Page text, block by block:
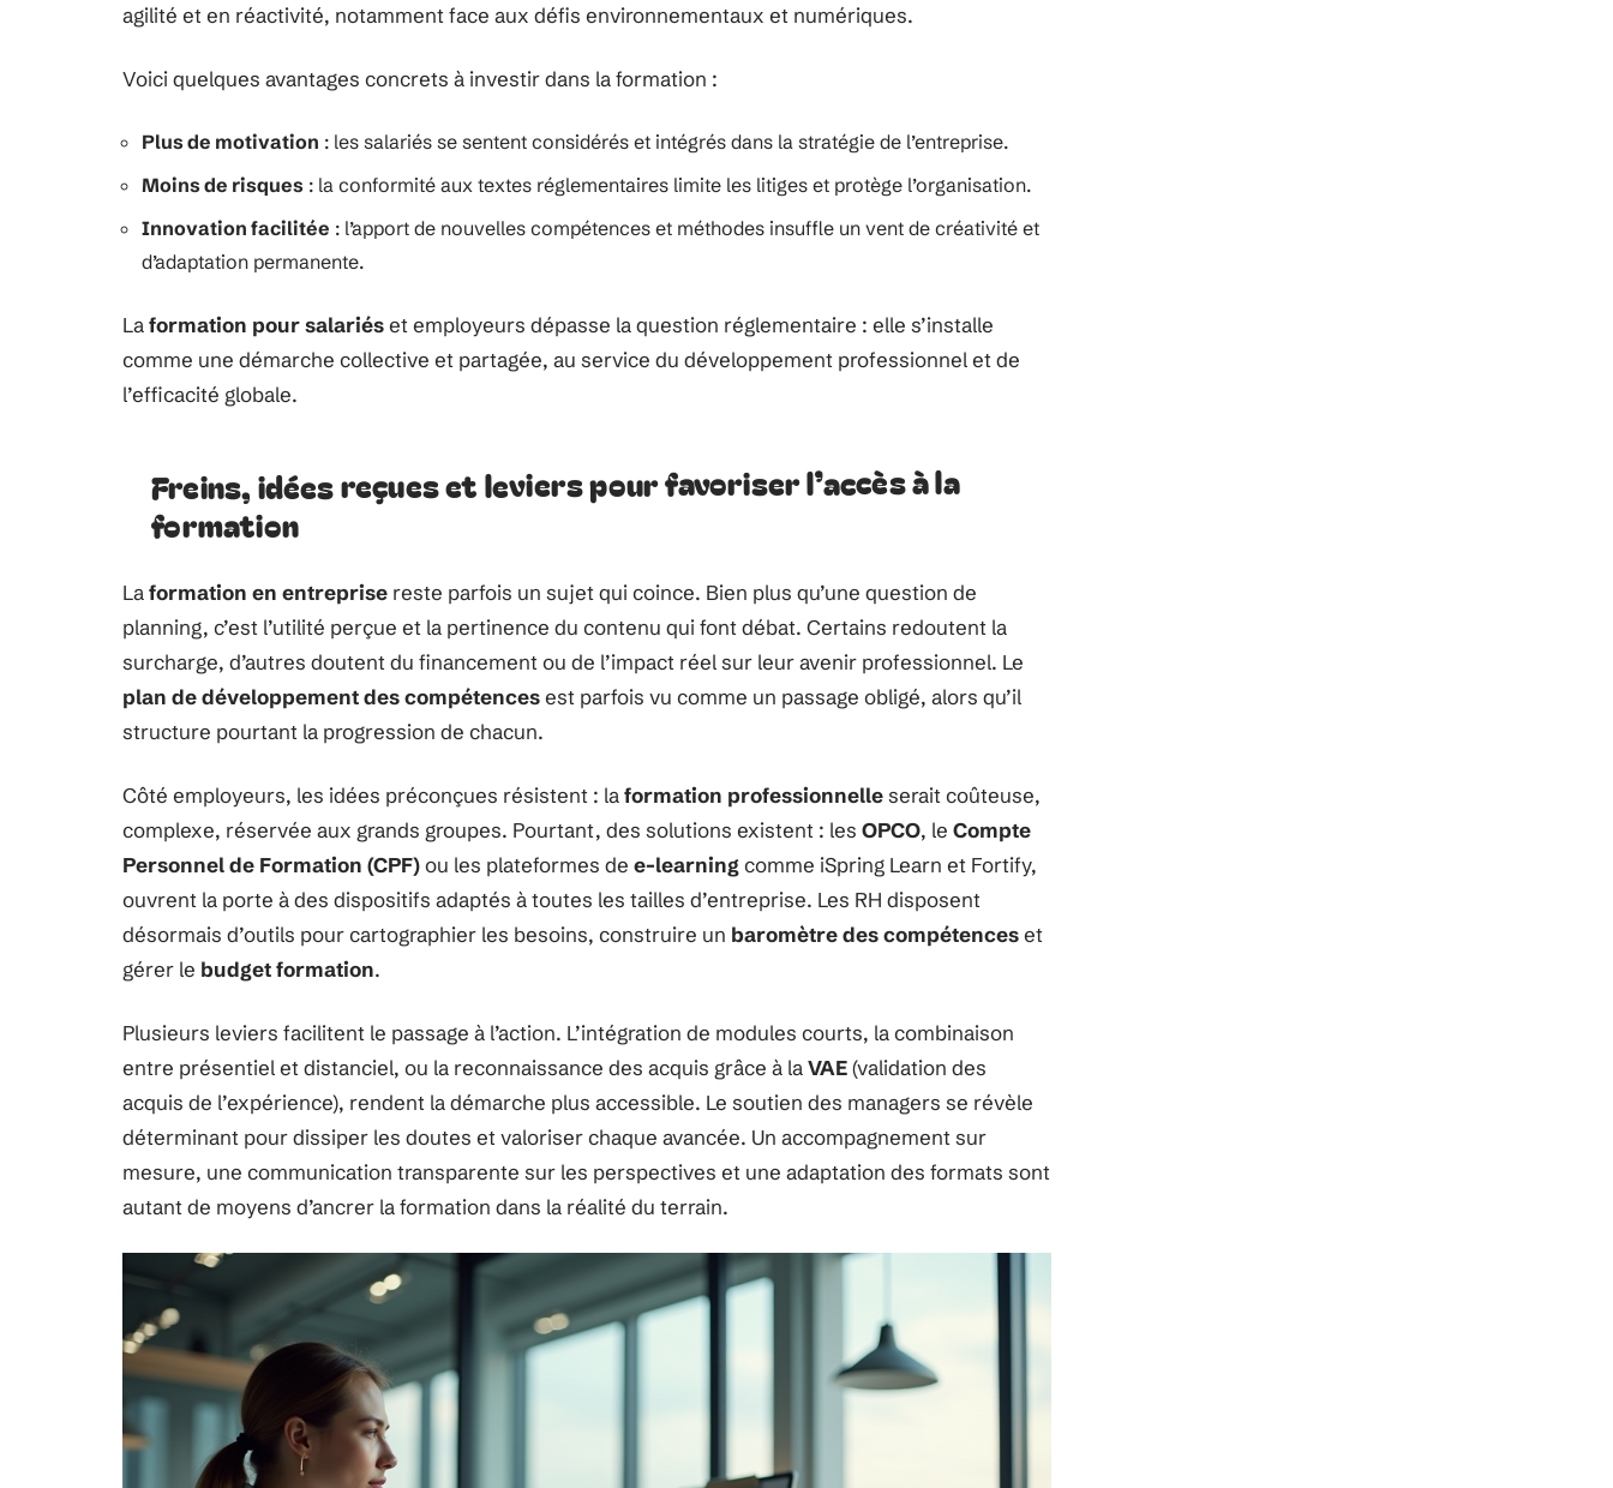
agilité et en réactivité, notamment face aux défis environnementaux et numériques.
Voici quelques avantages concrets à investir dans la formation :
Plus de motivation : les salariés se sentent considérés et intégrés dans la stratégie de l’entreprise.
Moins de risques : la conformité aux textes réglementaires limite les litiges et protège l’organisation.
Innovation facilitée : l’apport de nouvelles compétences et méthodes insuffle un vent de créativité et
d’adaptation permanente.
Laformation pour salariéset employeurs dépasse la question réglementaire : elle s’installe
comme une démarche collective et partagée, au service du développement professionnel et de
l’efficacité globale.
Freins, idées reçues et leviers pour favoriser l’accès à la
formation
Laformation en entreprise reste parfois un sujet qui coince. Bien plus qu’une question de
planning, c’est l’utilité perçue et la pertinence du contenu qui font débat. Certains redoutent la
surcharge, d’autres doutent du financement ou de l’impact réel sur leur avenir professionnel. Le
plan de développement des compétencesest parfois vu comme un passage obligé, alors qu’il
structure pourtant la progression de chacun.
Côté employeurs, les idées préconçues résistent : laformation professionnelleserait coûteuse,
complexe, réservée aux grands groupes. Pourtant, des solutions existent : les OPCO, le Compte
Personnel de Formation (CPF)ou les plateformes de e-learning comme iSpring Learn et Fortify,
ouvrent la porte à des dispositifs adaptés à toutes les tailles d’entreprise. Les RH disposent
désormais d’outils pour cartographier les besoins, construire un baromètre des compétenceset
gérer le budget formation.
Plusieurs leviers facilitent le passage à l’action. L’intégration de modules courts, la combinaison
entre présentiel et distanciel, ou la reconnaissance des acquis grâce à laVAE(validation des
acquis de l’expérience), rendent la démarche plus accessible. Le soutien des managers se révèle
déterminant pour dissiper les doutes et valoriser chaque avancée. Un accompagnement sur
mesure, une communication transparente sur les perspectives et une adaptation des formats sont
autant de moyens d’ancrer la formation dans la réalité du terrain.